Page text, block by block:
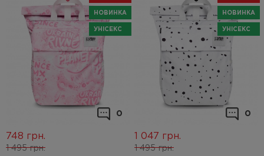
НОВИНКА
УНІСЕКС
0
1 495 грн.
748 грн.
НОВИНКА
УНІСЕКС
0
1 495 грн.
1 047 грн.